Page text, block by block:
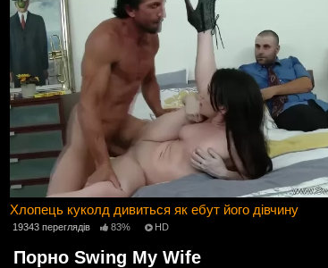
Хлопець куколд дивиться як ебут його дівчину
19343 переглядів 83% HD
Порно Swing My Wife